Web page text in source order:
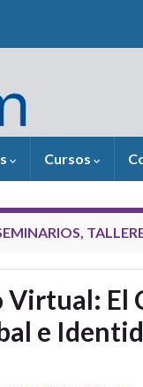
Cursos
El
e